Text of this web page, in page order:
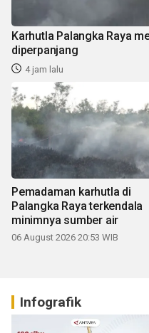
Karhutla Palangka Raya
diperpanjang
4 jam lalu
Pemadaman karhutla di
Palangka Raya terkendala
minimnya sumber air
06 August 2026 20:53 WIB
Infografik